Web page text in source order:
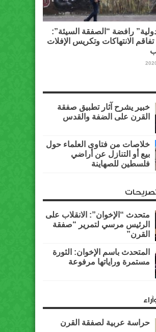
رافضة “الصفقة السيئة”:
الانتهاكات وتكريس الإفلات
خبير يشرح آثار تطبيق صفقة
القرن على الضفة والقدس
خلاصات من فتاوى العلماء حول
بيع أو التنازل عن أراضي
فلسطين للصهاينة
متحدث “الإخوان”: الانقلاب على
الرئيس مرسي لتمرير “صفقة
القرن”
المتحدث باسم الإخوان: الثورة
مستمرة وراياتها مرفوعة
حراسة عربية لصفقة القرن